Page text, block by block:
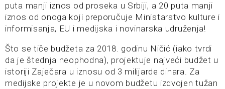
puta manji iznos od proseka u Srbiji, a 20 puta manji
iznos od onoga koji preporučuje Ministarstvo kulture i
informisanja, EU i medijska i novinarska udruženja!
Što se tiče budžeta za 2018. godinu Ničić (iako tvrdi
da je štednja neophodna), projektuje najveći budžet u
istoriji Zaječara u iznosu od 3 milijarde dinara. Za
medijske projekte je u novom budžetu izdvojen tužan